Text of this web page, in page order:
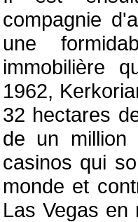
compagnie
une
immobilière
1962,
32 hectares
de un million
casinos qui
monde et
Las Vegas en